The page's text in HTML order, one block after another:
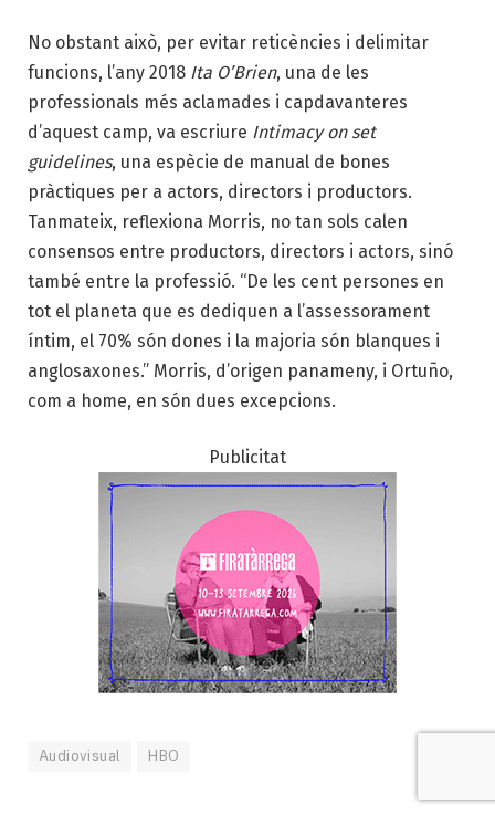
No obstant això, per evitar reticències i delimitar
funcions, l’any 2018 Ita O’Brien, una de les
professionals més aclamades i capdavanteres
d’aquest camp, va escriure Intimacy on set
guidelines, una espècie de manual de bones
pràctiques per a actors, directors i productors.
Tanmateix, reflexiona Morris, no tan sols calen
consensos entre productors, directors i actors, sinó
també entre la professió. “De les cent persones en
tot el planeta que es dediquen a l’assessorament
íntim, el 70% són dones i la majoria són blanques i
anglosaxones.” Morris, d’origen panameny, i Ortuño,
com a home, en són dues excepcions.
Publicitat
Audiovisual HBO